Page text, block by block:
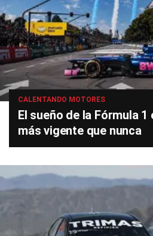
CALENTANDO MOTORES
El sueño de la Fórmula
más vigente que nunca